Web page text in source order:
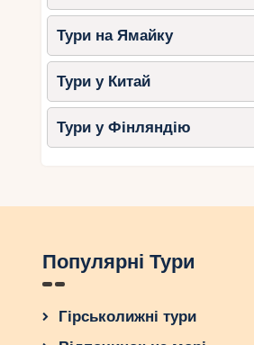
Тури на Ямайку
Тури у Китай
Тури у Фінляндію
Популярні Тури
Гірськолижні тури